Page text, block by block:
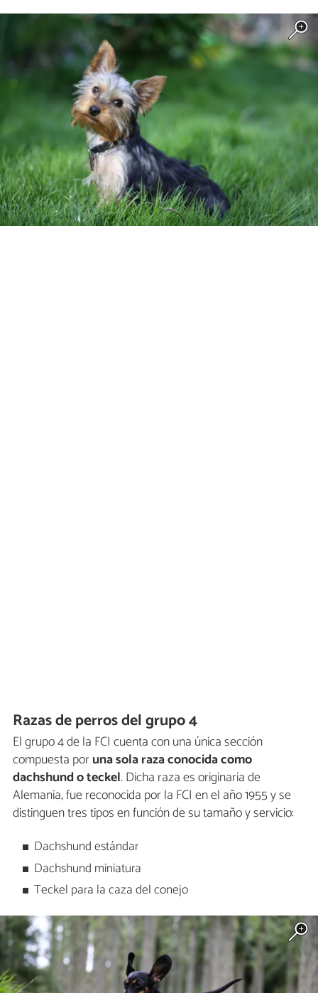
Razas de perros del grupo 4
El grupo 4 de la FCI cuenta con una única sección
compuesta poruna sola raza conocida como
dachshund o teckel. Dicha raza es originaria de
Alemania, fue reconocida por la FCI en el año 1955 y se
distinguen tres tipos en función de su tamaño y servicio:
Dachshund estándar
Dachshund miniatura
Teckel para la caza del conejo